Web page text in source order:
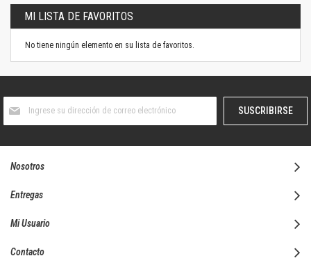
MI LISTA DE FAVORITOS
No tiene ningún elemento en su lista de favoritos.
boletín
SUSCRIBIRSE
Nosotros
Entregas
Mi Usuario
Contacto